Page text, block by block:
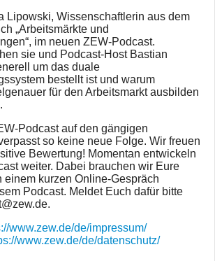
Lipowski, Wissenschaftlerin aus dem
„Arbeitsmärkte und
im neuen ZEW-Podcast.
sie und Podcast-Host Bastian
um das duale
bestellt ist und warum
für den Arbeitsmarkt ausbilden
Podcast auf den gängigen
so keine neue Folge. Wir freuen
Bewertung! Momentan entwickeln
weiter. Dabei brauchen wir Eure
einem kurzen Online-Gespräch
Podcast. Meldet Euch dafür bitte
www.zew.de/de/impressum/
www.zew.de/de/datenschutz/